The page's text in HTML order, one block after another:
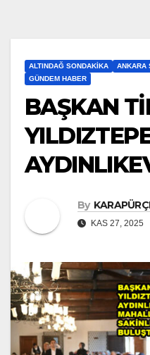
ALTINDAĞ SONDAKIKA
ANKARA
GÜNDEM HABER
BAŞKAN
By
KAS 27, 2025